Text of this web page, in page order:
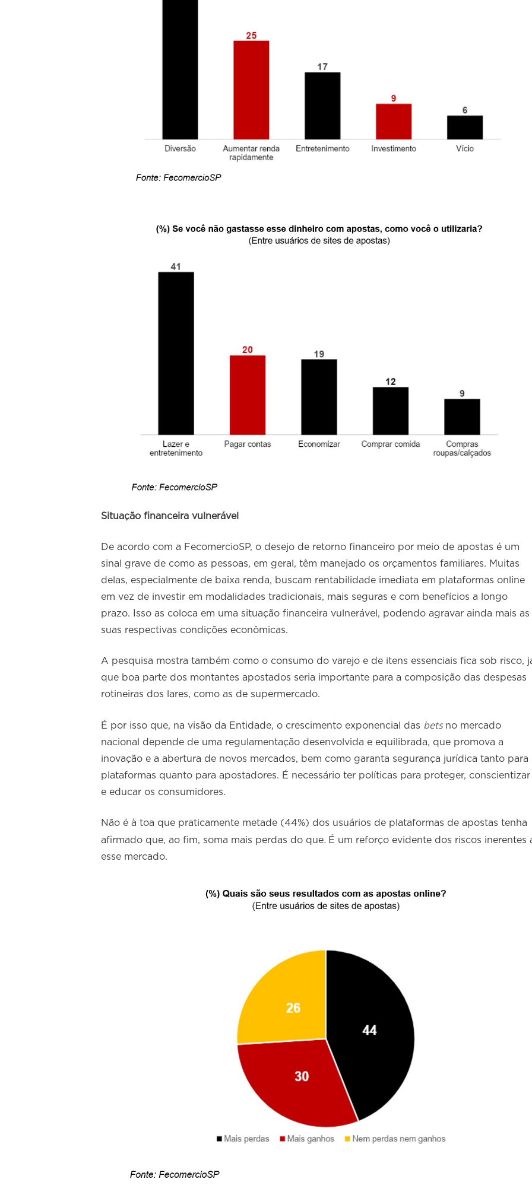
Situação financeira vulnerável
De acordo com a FecomercioSP, o desejo de retorno financeiro por meio de apostas é um
sinal grave de como as pessoas, em geral, têm manejado os orçamentos familiares. Muitas
delas, especialmente de baixa renda, buscam rentabilidade imediata em plataformas online
em vez de investir em modalidades tradicionais, mais seguras e com benefícios a longo
prazo. Isso as coloca em uma situação financeira vulnerável, podendo agravar ainda mais as
suas respectivas condições econômicas.
A pesquisa mostra também como o consumo do varejo e de itens essenciais fica sob risco,
que boa parte dos montantes apostados seria importante para a composição das despesas
rotineiras dos lares, como as de supermercado.
É por isso que, na visão da Entidade, o crescimento exponencial das bets no mercado
nacional depende de uma regulamentação desenvolvida e equilibrada, que promova a
inovação e a abertura de novos mercados, bem como garanta segurança jurídica tanto para
plataformas quanto para apostadores. É necessário ter políticas para proteger, conscientizar
e educar os consumidores.
Não é à toa que praticamente metade (44%) dos usuários de plataformas de apostas tenha
afirmado que, ao fim, soma mais perdas do que. É um reforço evidente dos riscos inerentes
esse mercado.